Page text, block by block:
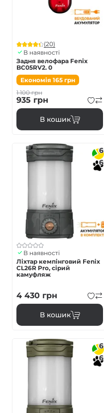
(20)
В наявності
Задня велофара Fenix
BC05RV2. 0
Економія 165 грн
1 100грн
935 грн
В кошик
6
6
В наявності
Ліхтар кемпінговий Fenix
CL26R Pro, сірий
камуфляж
4 430 грн
В кошик
6
6